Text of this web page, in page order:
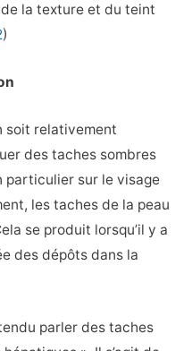
la texture et du teint
)
soit relativement
des taches sombres
particulier sur le visage
les taches de la peau
se produit lorsqu’il y a
des dépôts dans la
parler des taches